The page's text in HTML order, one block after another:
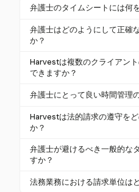
弁護士のタイムシートには何
弁護士のタイムシートには
時間、詳細なタスク説明
能な時間と非請求時間を
理的な請求を確保するため
弁護士はどのようにして正確
か？
弁護士は、タスクを実行し
ることで、正確な時間追
タイムのスタート/ストッ
で、過少請求のリスクを最
上させます。
Harvestは複数のクライアン
できますか？
はい、Harvestは複数のク
ごとの柔軟な料金設定を行
トフォーム内で多様な請求
ます。
弁護士にとって良い時間管理
良い時間管理は、弁護士が
し、クライアントの信頼
求を防ぎ、クライアント
透明性を高めます。
Harvestは法的請求の遵守を
か？
Harvestは、法的要件を満
なレポート機能を提供す
保するために、徹底的な
弁護士が避けるべき一般的な
すか？
一般的なタイムシートのミ
法務業務における請求単位は